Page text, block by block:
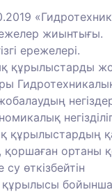
жиынтығы.
ережелері.
құрылыстарды
құрылыстардың
қоршаған ортаны
өткізбейтін